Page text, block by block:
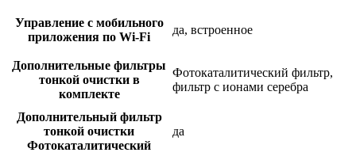
Управление c мобильного
приложения по Wi-Fi
да, встроенное
Дополнительные фильтры
тонкой очистки в
комплекте
Фотокаталитический фильтр,
фильтр с ионами серебра
Дополнительный фильтр
тонкой очистки
Фотокаталитический
да